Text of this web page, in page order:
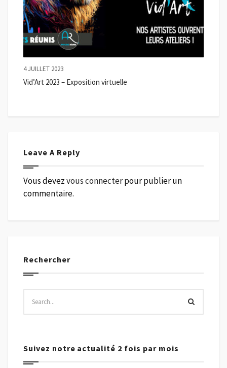
4 JUILLET 2023
Vid’Art 2023 – Exposition virtuelle
Leave A Reply
Vous devezvous connecterpour publier un
commentaire.
Rechercher
Suivez notre actualité 2 fois par mois